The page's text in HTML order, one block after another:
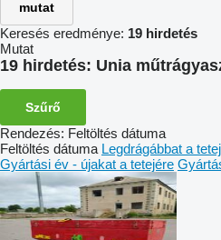
mutat
Keresés eredménye: 19 hirdetés
Mutat
19 hirdetés: Unia
Szűrő
Rendezés: Feltöltés dátuma
Feltöltés dátuma Legdrágábbat a
Gyártási év - újakat a tetejére